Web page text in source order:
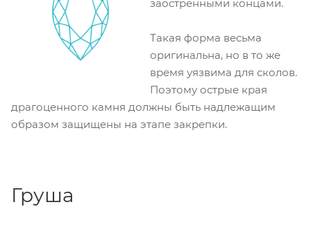
заостренными концами.
Такая форма весьма
оригинальна, но в то же
время уязвима для сколов.
Поэтому острые края
драгоценного камня должны быть надлежащим
образом защищены на этапе закрепки.
Груша